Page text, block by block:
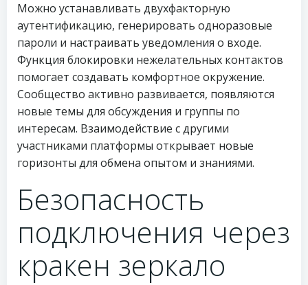
Можно устанавливать двухфакторную
аутентификацию, генерировать одноразовые
пароли и настраивать уведомления о входе.
Функция блокировки нежелательных контактов
помогает создавать комфортное окружение.
Сообщество активно развивается, появляются
новые темы для обсуждения и группы по
интересам. Взаимодействие с другими
участниками платформы открывает новые
горизонты для обмена опытом и знаниями.
Безопасность
подключения через
кракен зеркало